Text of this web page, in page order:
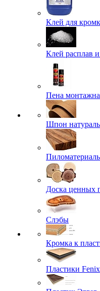
Клей для
Клей расплав
Пена
Шпон
Доска ценных
Слэбы
Кромка к
Пластики Fenix